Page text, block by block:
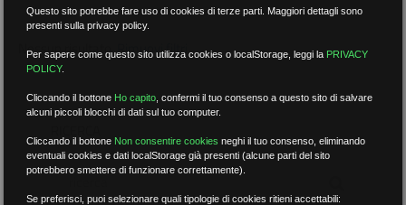
Nessun risultato.Rimuovi filtri
Questo sito potrebbe fare uso di cookies di terze parti. Maggiori dettagli sono
presenti sulla privacy policy.
Per sapere come questo sito utilizza cookies o localStorage, leggi la PRIVACY
POLICY.
Cliccando il bottone Ho capito ,confermi il tuo consenso a questo sito di salvare
alcuni piccoli blocchi di dati sul tuo computer.
Cliccando il bottone Non consentire cookies neghi il tuo consenso, eliminando
eventuali cookies e dati localStorage già presenti (alcune parti del sito
potrebbero smettere di funzionare correttamente).
Se preferisci, puoi selezionare quali tipologie di cookies ritieni accettabili: